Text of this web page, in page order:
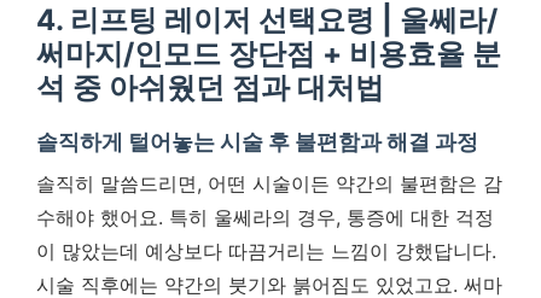
4. 리프팅 레이저 선택요령 | 울쎄라/
써마지/인모드 장단점 + 비용효율 분
석 중 아쉬웠던 점과 대처법
솔직하게 털어놓는 시술 후 불편함과 해결 과정
솔직히 말씀드리면, 어떤 시술이든 약간의 불편함은 감
수해야 했어요. 특히 울쎄라의 경우, 통증에 대한 걱정
이 많았는데 예상보다 따끔거리는 느낌이 강했답니다.
시술 직후에는 약간의 붓기와 붉어짐도 있었고요. 써마